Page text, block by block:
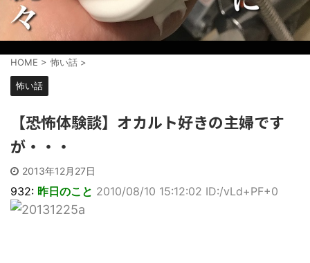
HOME > 怖い話 >
怖い話
【恐怖体験談】オカルト好きの主婦です
が・・・
2013年12月27日
932: 昨日のこと 2010/08/10 15:12:02 ID:/vLd+PF+0